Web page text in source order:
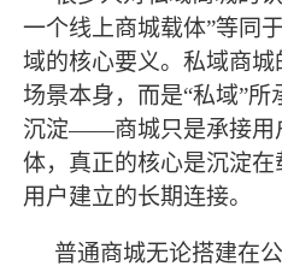
一个线上商城载体”等同
域的核心要义。私域商城
场景本身，而是“私域”
沉淀——商城只是承接用
体，真正的核心是沉淀
用户建立的长期连接。
普通商城无论搭建在